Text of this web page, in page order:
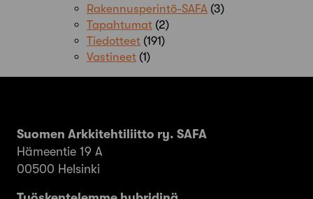
Rakennusperintö-SAFA (3)
Tapahtumat (2)
Tiedotteet (191)
Vastineet (1)
Suomen Arkkitehtiliitto ry. SAFA
Hämeentie 19 A
00500 Helsinki